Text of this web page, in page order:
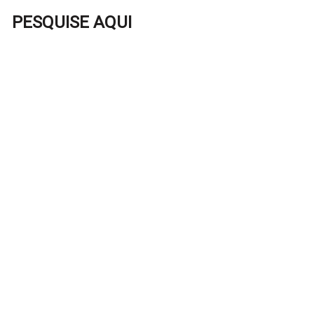
PESQUISE AQUI